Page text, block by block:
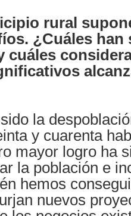
rural
¿Cuáles han
cuáles
la
y cuarenta
mayor logro ha
la población e
hemos
nuevos